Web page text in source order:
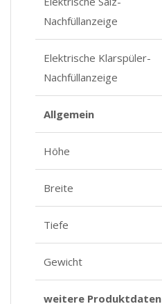
Nachfüllanzeige
Elektrische Klarspüler-
Nachfüllanzeige
Allgemein
Höhe
Breite
Tiefe
Gewicht
weitere Produktdaten